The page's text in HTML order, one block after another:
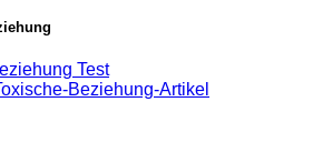
Test
Beziehung-Artikel